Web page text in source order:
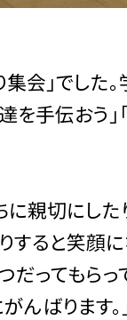
」でした
を手伝おう
親切にした
ると笑顔
ってもらっ
んばります。